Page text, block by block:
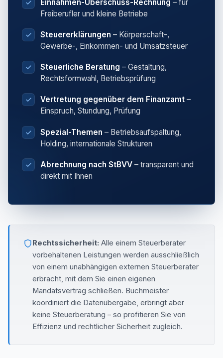
Einnahmen-Überschuss-Rechnung – für
Freiberufler und kleine Betriebe
Steuererklärungen – Körperschaft-,
Gewerbe-, Einkommen- und Umsatzsteuer
Steuerliche Beratung – Gestaltung,
Rechtsformwahl, Betriebsprüfung
Vertretung gegenüber dem Finanzamt –
Einspruch, Stundung, Prüfung
Spezial-Themen – Betriebsaufspaltung,
Holding, internationale Strukturen
Abrechnung nach StBVV – transparent und
direkt mit Ihnen
Rechtssicherheit: Alle einem Steuerberater
vorbehaltenen Leistungen werden ausschließlich
von einem unabhängigen externen Steuerberater
erbracht, mit dem Sie einen eigenen
Mandatsvertrag schließen. Buchmeister
koordiniert die Datenübergabe, erbringt aber
keine Steuerberatung – so profitieren Sie von
Effizienz und rechtlicher Sicherheit zugleich.